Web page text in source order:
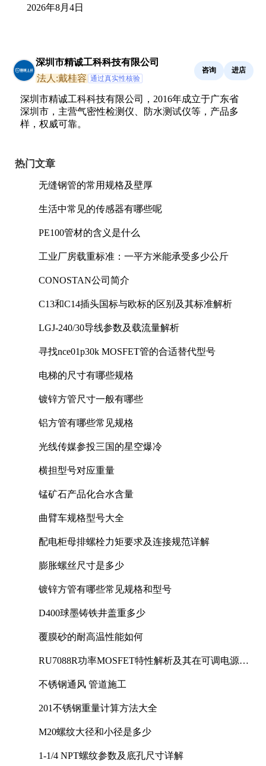
2026年8月4日
深圳市精诚工科科技有限公司
法人:戴桂容 通过真实性核验
咨询 进店
深圳市精诚工科科技有限公司，2016年成立于广东省
深圳市，主营气密性检测仪、防水测试仪等，产品多
样，权威可靠。
热门文章
无缝钢管的常用规格及壁厚
生活中常见的传感器有哪些呢
PE100管材的含义是什么
工业厂房载重标准：一平方米能承受多少公斤
CONOSTAN公司简介
C13和C14插头国标与欧标的区别及其标准解析
LGJ-240/30导线参数及载流量解析
寻找nce01p30k MOSFET管的合适替代型号
电梯的尺寸有哪些规格
镀锌方管尺寸一般有哪些
铝方管有哪些常见规格
光线传媒参投三国的星空爆冷
横担型号对应重量
锰矿石产品化合水含量
曲臂车规格型号大全
配电柜母排螺栓力矩要求及连接规范详解
膨胀螺丝尺寸是多少
镀锌方管有哪些常见规格和型号
D400球墨铸铁井盖重多少
覆膜砂的耐高温性能如何
RU7088R功率MOSFET特性解析及其在可调电源设
不锈钢通风 管道施工
201不锈钢重量计算方法大全
M20螺纹大径和小径是多少
1-1/4 NPT螺纹参数及底孔尺寸详解